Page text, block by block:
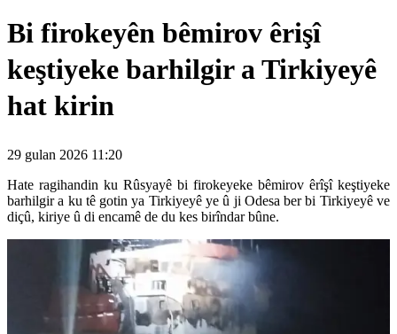
Bi firokeyên bêmirov êrişî
keştiyeke barhilgir a Tirkiyeyê
hat kirin
29 gulan 2026 11:20
Hate ragihandin ku Rûsyayê bi firokeyeke bêmirov êrîşî keştiyeke
barhilgir a ku tê gotin ya Tirkiyeyê ye û ji Odesa ber bi Tirkiyeyê ve
diçû, kiriye û di encamê de du kes birîndar bûne.